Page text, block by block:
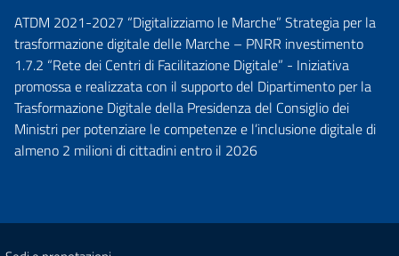
ATDM 2021-2027 “Digitalizziamo le Marche” Strategia per la
trasformazione digitale delle Marche – PNRR investimento
1.7.2 “Rete dei Centri di Facilitazione Digitale” - Iniziativa
promossa e realizzata con il supporto del Dipartimento per la
Trasformazione Digitale della Presidenza del Consiglio dei
Ministri per potenziare le competenze e l’inclusione digitale di
almeno 2 milioni di cittadini entro il 2026